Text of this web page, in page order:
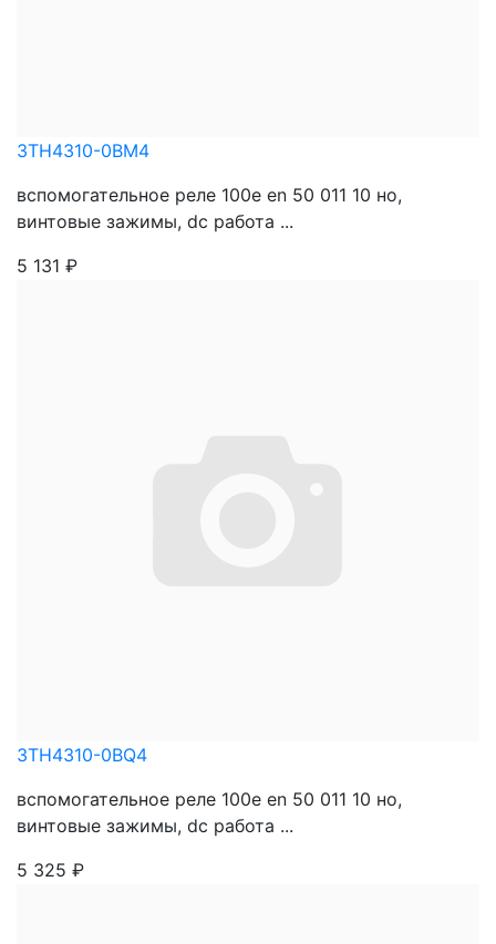
3TH4310-0BM4
вспомогательное реле 100e en 50 011 10 нo,
винтовые зажимы, dc работа ...
5 131 ₽
3TH4310-0BQ4
вспомогательное реле 100e en 50 011 10 нo,
винтовые зажимы, dc работа ...
5 325 ₽